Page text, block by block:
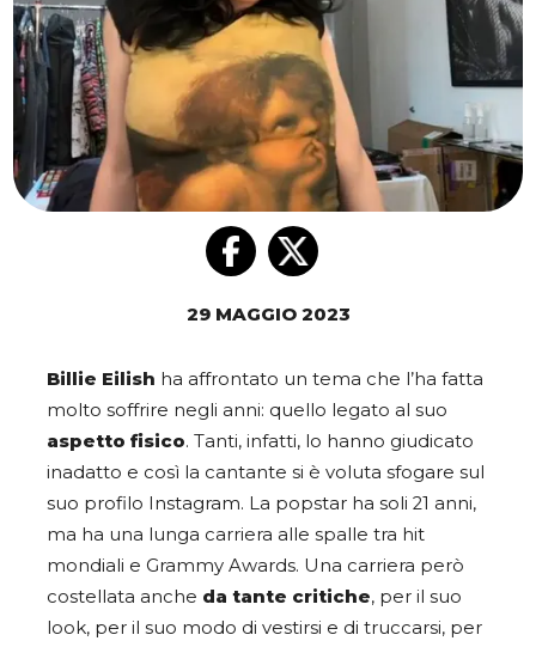
29 MAGGIO 2023
Billie Eilish ha affrontato un tema che l’ha fatta
molto soffrire negli anni: quello legato al suo
aspetto fisico. Tanti, infatti, lo hanno giudicato
inadatto e così la cantante si è voluta sfogare sul
suo profilo Instagram. La popstar ha soli 21 anni,
ma ha una lunga carriera alle spalle tra hit
mondiali e Grammy Awards. Una carriera però
costellata anche da tante critiche, per il suo
look, per il suo modo di vestirsi e di truccarsi, per